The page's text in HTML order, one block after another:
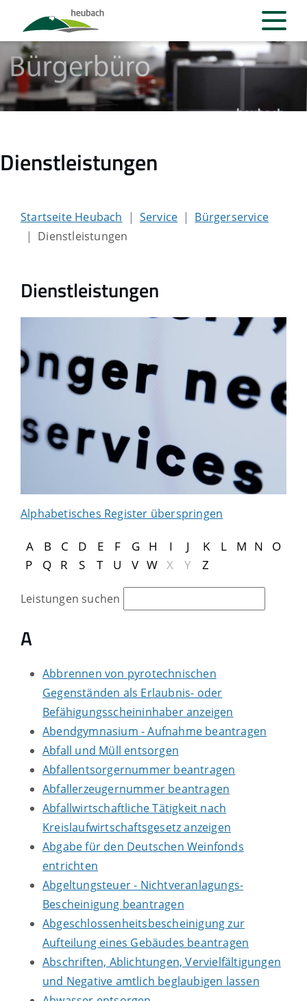
Dienstleistungen
Startseite Heubach Service
Bürgerservice
Dienstleistungen
Dienstleistungen
Alphabetisches Register überspringen
A B C D E F G H I J K L M N
O
P
Q R S T U V W X Y Z
Leistungen suchen
A
Abbrennen von pyrotechnischen
Gegenständen als Erlaubnis- oder
Befähigungsscheininhaber anzeigen
Abendgymnasium - Aufnahme beantragen
Abfall und Müll entsorgen
Abfallentsorgernummer beantragen
Abfallerzeugernummer beantragen
Abfallwirtschaftliche Tätigkeit nach
Kreislaufwirtschaftsgesetz anzeigen
Abgabe für den Deutschen Weinfonds
entrichten
Abgeltungsteuer - Nichtveranlagungs-
Bescheinigung beantragen
Abgeschlossenheitsbescheinigung zur
Aufteilung eines Gebäudes beantragen
Abschriften, Ablichtungen, Vervielfältigungen
und Negative amtlich beglaubigen lassen